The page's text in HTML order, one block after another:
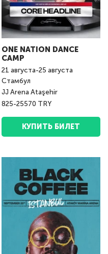
ONE NATION DANCE
CAMP
21 августа-25 августа
Стамбул
JJ Arena Ataşehir
825-25570 TRY
КУПИТЬ БИЛЕТ